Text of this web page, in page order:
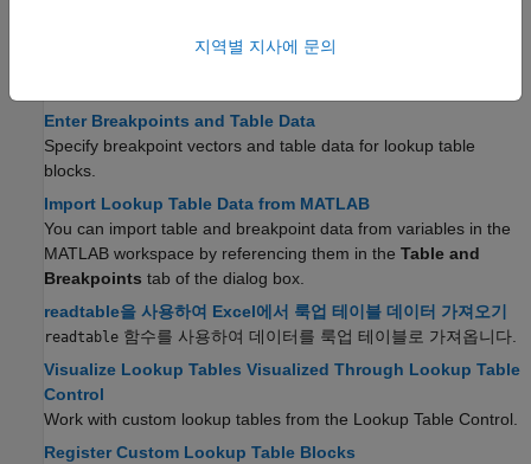
Enter Breakpoints and Table Data
Specify breakpoint vectors and table data for lookup table
blocks.
Import Lookup Table Data from MATLAB
You can import table and breakpoint data from variables in the
MATLAB workspace by referencing them in the Table and
Breakpoints tab of the dialog box.
readtable을 사용하여 Excel에서 룩업 테이블 데이터 가져오기
readtable 함수를 사용하여 데이터를 룩업 테이블로 가져옵니다.
Visualize Lookup Tables Visualized Through Lookup Table
Control
Work with custom lookup tables from the Lookup Table Control.
Register Custom Lookup Table Blocks
지역별 지사에 문의